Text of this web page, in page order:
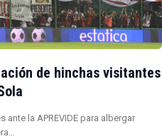
de hinchas visitantes
la APREVIDE para albergar